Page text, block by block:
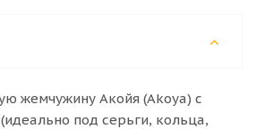
жемчужину Акойя (Akoya) с
под серьги, кольца,